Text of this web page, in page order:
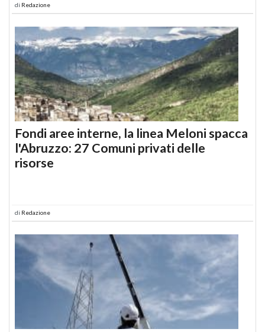
di Redazione
Fondi aree interne, la linea Meloni spacca
l'Abruzzo: 27 Comuni privati delle
risorse
di Redazione